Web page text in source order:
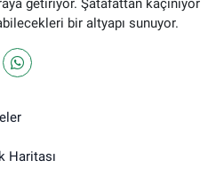
getiriyor. Şatafattan kaçınıyor
bir altyapı sunuyor.
Haritası